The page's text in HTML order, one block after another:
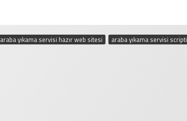
araba yıkama servisi hazır web sitesi araba yıkama servisi scripti